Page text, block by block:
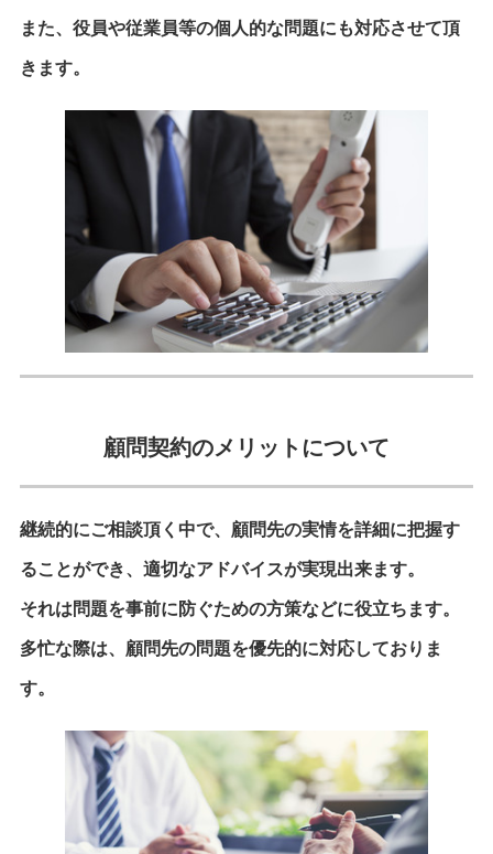
また、役員や従業員等の個人的な問題にも対応させて頂
きます。
顧問契約のメリットについて
継続的にご相談頂く中で、顧問先の実情を詳細に把握す
ることができ、適切なアドバイスが実現出来ます。
それは問題を事前に防ぐための方策などに役立ちます。
多忙な際は、顧問先の問題を優先的に対応しておりま
す。